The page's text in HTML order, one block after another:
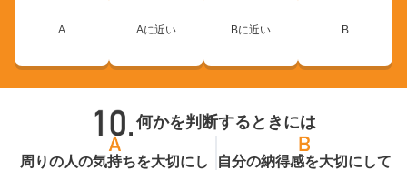
A Aに近い Bに近い B
何かを判断するときには
周りの人の気持ちを大切にし
自分の納得感を大切にして